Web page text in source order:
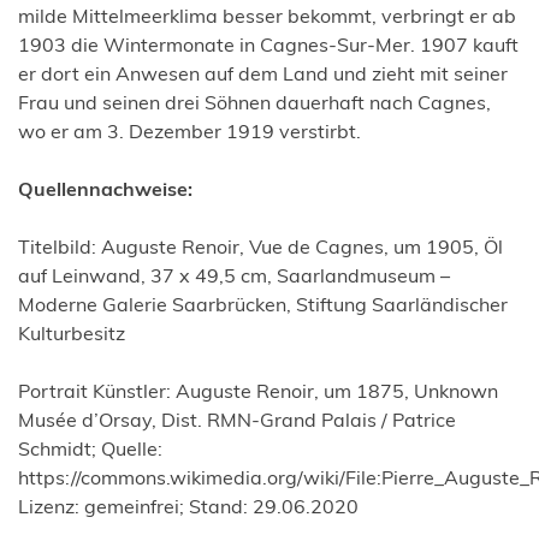
milde Mittelmeerklima besser bekommt, verbringt er ab
1903 die Wintermonate in Cagnes-Sur-Mer. 1907 kauft
er dort ein Anwesen auf dem Land und zieht mit seiner
Frau und seinen drei Söhnen dauerhaft nach Cagnes,
wo er am 3. Dezember 1919 verstirbt.
Quellennachweise:
Titelbild: Auguste Renoir, Vue de Cagnes, um 1905, Öl
auf Leinwand, 37 x 49,5 cm, Saarlandmuseum –
Moderne Galerie Saarbrücken, Stiftung Saarländischer
Kulturbesitz
Portrait Künstler: Auguste Renoir, um 1875, Unknown
Musée d’Orsay, Dist. RMN-Grand Palais / Patrice
Schmidt; Quelle:
https://commons.wikimedia.org/wiki/
Lizenz: gemeinfrei; Stand: 29.06.2020